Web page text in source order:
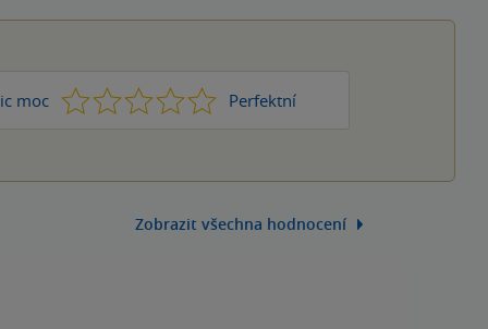
moc 1 2 3 4 Perfektní
5
Zobrazit všechna hodnocení